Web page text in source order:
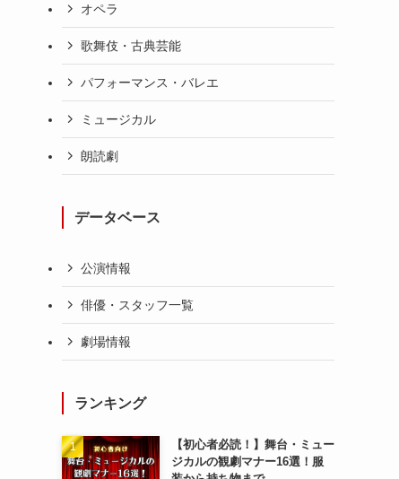
オペラ
歌舞伎・古典芸能
パフォーマンス・バレエ
ミュージカル
朗読劇
データベース
公演情報
俳優・スタッフ一覧
劇場情報
ランキング
【初心者必読！】舞台・ミュー
ジカルの観劇マナー16選！服